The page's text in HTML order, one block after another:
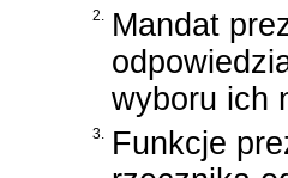
2. Mandat
wyboru ich
3. Funkcje